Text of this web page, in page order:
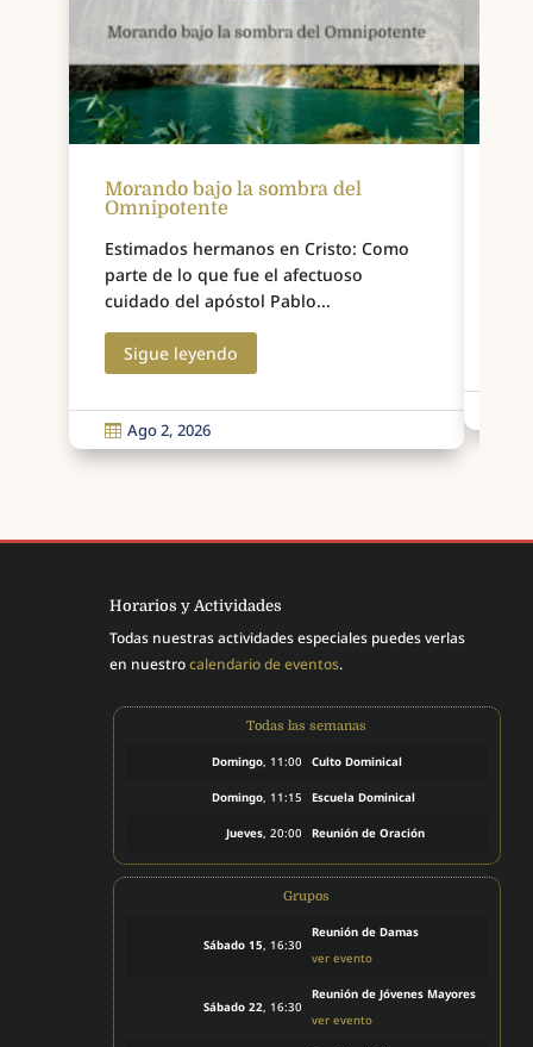
Morando bajo la sombra del
Omnipotente
Estimados hermanos en Cristo: Como
parte de lo que fue el afectuoso
cuidado del apóstol Pablo...
Sigue leyendo
 Ago 2, 2026
Horarios y Actividades
Todas nuestras actividades especiales puedes verlas
en nuestrocalendario de eventos.
Todas las semanas
Domingo, 11:00 Culto Dominical
Domingo, 11:15 Escuela Dominical
Jueves, 20:00 Reunión de Oración
Grupos
Sábado 15, 16:30
Reunión de Damas
ver evento
Sábado 22, 16:30
Reunión de Jóvenes Mayores
ver evento